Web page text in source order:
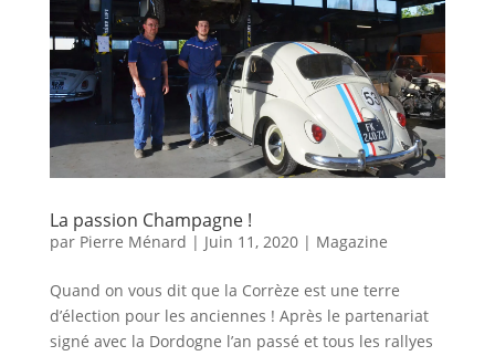
La passion Champagne !
par Pierre Ménard | Juin 11, 2020| Magazine
Quand on vous dit que la Corrèze est une terre
d’élection pour les anciennes ! Après le partenariat
signé avec la Dordogne l’an passé et tous les rallyes